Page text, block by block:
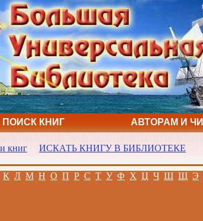
ПОИСК КНИГ АВТОРАМ И
книг ИСКАТЬ КНИГУ В БИБЛИОТЕКЕ
К Л М Н О П Р С Т У Ф Х Ц Ч Ш Щ Э